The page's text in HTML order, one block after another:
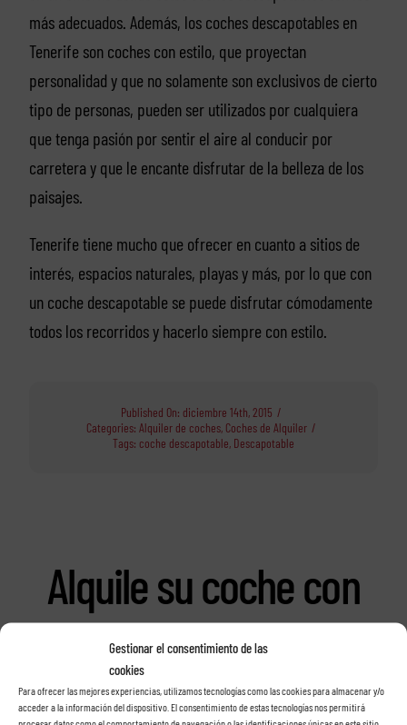
Gestionar el consentimiento de las
cookies
Para ofrecer las mejores experiencias, utilizamos tecnologías como las cookies para almacenar y/o
acceder a la información del dispositivo. El consentimiento de estas tecnologías nos permitirá
más adecuados. Además, los coches descapotables en
Tenerife son coches con estilo, que proyectan
personalidad y que no solamente son exclusivos de cierto
tipo de personas, pueden ser utilizados por cualquiera
que tenga pasión por sentir el aire al conducir por
carretera y que le encante disfrutar de la belleza de los
paisajes.
Tenerife tiene mucho que ofrecer en cuanto a sitios de
interés, espacios naturales, playas y más, por lo que con
un coche descapotable se puede disfrutar cómodamente
todos los recorridos y hacerlo siempre con estilo.
Published On: diciembre 14th, 2015 /
Categories: Alquiler de coches, Coches de Alquiler /
Tags: coche descapotable, Descapotable
Alquile su coche con
Rent a car Las Rosas
en Tenerife